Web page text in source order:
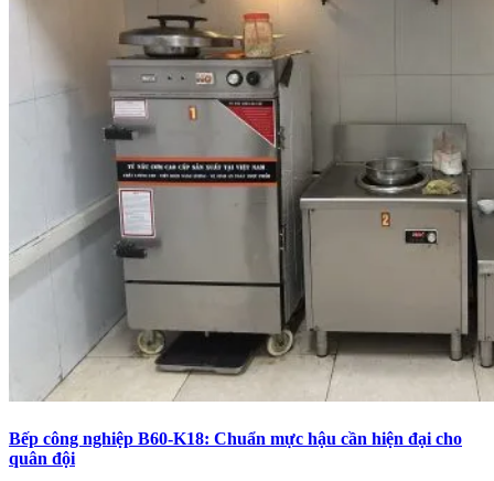
Bếp công nghiệp B60-K18: Chuẩn mực hậu cần hiện đại cho
quân đội